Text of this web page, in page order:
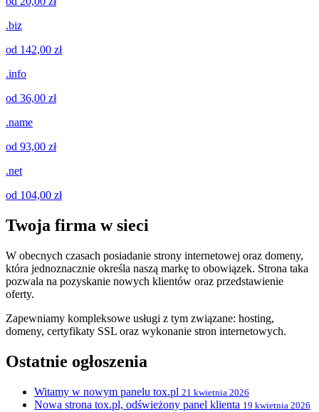
.biz
od 142,00 zł
.info
od 36,00 zł
.name
od 93,00 zł
.net
od 104,00 zł
Twoja firma w sieci
W obecnych czasach posiadanie strony internetowej oraz domeny,
która jednoznacznie określa naszą markę to obowiązek. Strona taka
pozwala na pozyskanie nowych klientów oraz przedstawienie
oferty.
Zapewniamy kompleksowe usługi z tym związane: hosting,
domeny, certyfikaty SSL oraz wykonanie stron internetowych.
Ostatnie ogłoszenia
Witamy w nowym panelu tox.pl 21 kwietnia 2026
Nowa strona tox.pl, odświeżony panel klienta 19 kwietnia 2026